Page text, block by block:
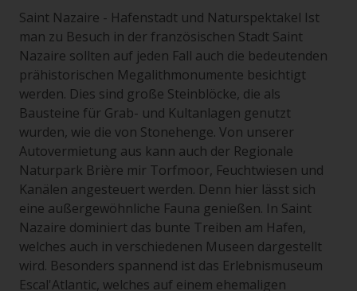
Saint Nazaire - Hafenstadt und Naturspektakel Ist
man zu Besuch in der französischen Stadt Saint
Nazaire sollten auf jeden Fall auch die bedeutenden
prähistorischen Megalithmonumente besichtigt
werden. Dies sind große Steinblöcke, die als
Bausteine für Grab- und Kultanlagen genutzt
wurden, wie die von Stonehenge. Von unserer
Autovermietung aus kann auch der Regionale
Naturpark Brière mir Torfmoor, Feuchtwiesen und
Kanälen angesteuert werden. Denn hier lässt sich
eine außergewöhnliche Fauna genießen. In Saint
Nazaire dominiert das bunte Treiben am Hafen,
welches auch in verschiedenen Museen dargestellt
wird. Besonders spannend ist das Erlebnismuseum
Escal'Atlantic, welches auf einem ehemaligen